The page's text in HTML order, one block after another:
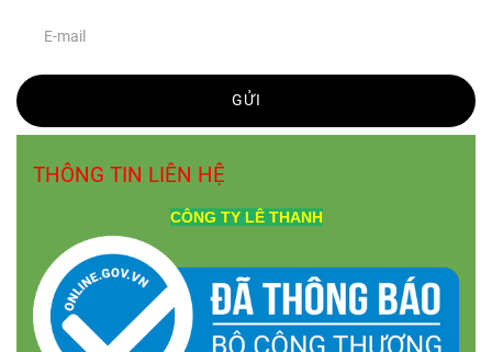
GỬI
THÔNG TIN LIÊN HỆ
CÔNG TY LÊ THANH